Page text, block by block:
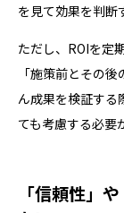
を見て効果を判断
ただし、ROIを定
「施策前とその
ん成果を検証する
ても考慮する必要
「信頼性」